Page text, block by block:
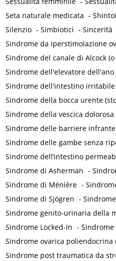
Seta naturale medicata -
Silenzio -Simbiotici -Sincerità
Sindrome da iperstimolazione
Sindrome del canale di Alcock
Sindrome dell'elevatore dell'ano
Sindrome dell'intestino irritabile
Sindrome della bocca urente
Sindrome della vescica dolorosa
Sindrome delle barriere infrante
Sindrome delle gambe senza
Sindrome dell’intestino
Sindrome di Asherman -
Sindrome di Ménière -
Sindrome di Sjögren -
Sindrome genito-urinaria della
Sindrome Locked-In -
Sindrome ovarica poliendocrina
Sindrome post traumatica da